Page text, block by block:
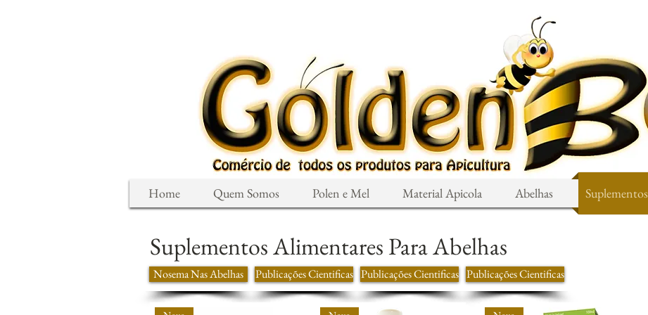
Suplementos Alimentares Para Abelhas
Nosema Nas Abelhas Publicações Cientificas Publicações Cientificas Publicações Cientificas
Home Quem Somos Polen e Mel Material Apicola Abelhas Suplementos